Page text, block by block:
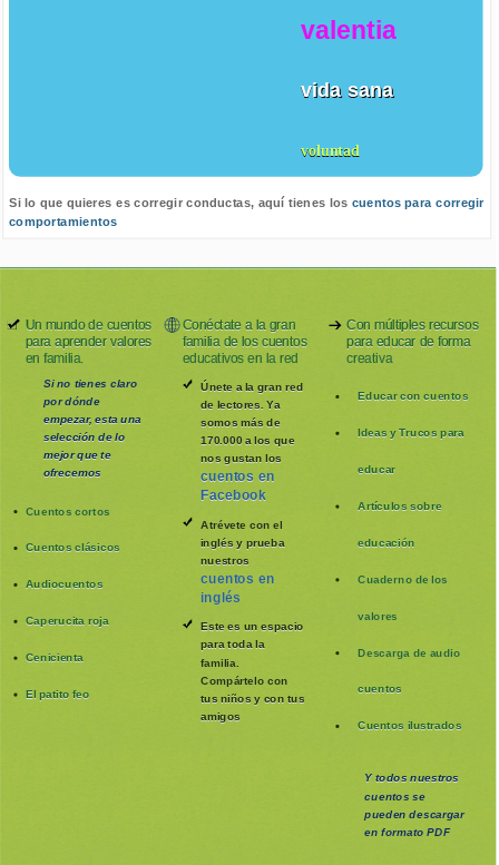
valentia
vida sana
voluntad
Si lo que quieres es corregir conductas, aquí tienes los cuentos para corregir
comportamientos
Un mundo de cuentos
para aprender valores
en familia.
Si no tienes claro
por dónde
empezar, esta una
selección de lo
mejor que te
ofrecemos
Cuentos cortos
Cuentos clásicos
Audiocuentos
Caperucita roja
Cenicienta
El patito feo
Conéctate a la gran
familia de los cuentos
educativos en la red
Únete a la gran red
de lectores. Ya
somos más de
170.000 a los que
nos gustan los
cuentos en
Facebook
Atrévete con el
inglés y prueba
nuestros
cuentos en
inglés
Este es un espacio
para toda la
familia
Compártelo con
tus niños y con tus
amigos
Con múltiples recursos
para educar de forma
creativa
Educar con cuentos
Ideas y Trucos para
educar
Artículos sobre
educación
Cuaderno de los
valores
Descarga de audio
cuentos
Cuentos ilustrados
Y todos nuestros
cuentos se
puedendescargar
en formato PDF